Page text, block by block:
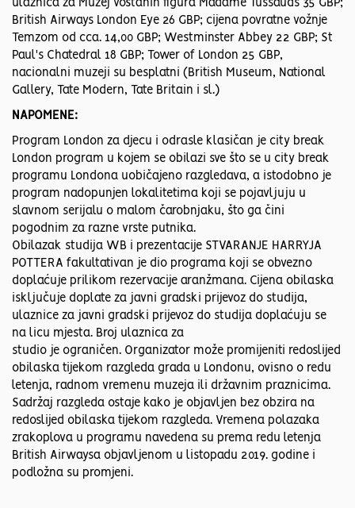
ulaznica za Muzej voštanih figura Madame Tussauds 35 GBP;
British Airways London Eye 26 GBP; cijena povratne vožnje
Temzom od cca. 14,00 GBP; Westminster Abbey 22 GBP; St
Paul's Chatedral 18 GBP; Tower of London 25 GBP,
nacionalni muzeji su besplatni (British Museum, National
Gallery, Tate Modern, Tate Britain i sl.)
NAPOMENE:
Program London za djecu i odrasle klasičan je city break
London program u kojem se obilazi sve što se u city break
programu Londona uobičajeno razgledava, a istodobno je
program nadopunjen lokalitetima koji se pojavljuju u
slavnom serijalu o malom čarobnjaku, što ga čini
pogodnim za razne vrste putnika.
Obilazak studija WB i prezentacije STVARANJE HARRYJA
POTTERA fakultativan je dio programa koji se obvezno
doplaćuje prilikom rezervacije aranžmana. Cijena obilaska
isključuje doplate za javni gradski prijevoz do studija,
ulaznice za javni gradski prijevoz do studija doplaćuju se
na licu mjesta. Broj ulaznica za
studio je ograničen. Organizator može promijeniti redoslijed
obilaska tijekom razgleda grada u Londonu, ovisno o redu
letenja, radnom vremenu muzeja ili državnim praznicima.
Sadržaj razgleda ostaje kako je objavljen bez obzira na
redoslijed obilaska tijekom razgleda. Vremena polazaka
zrakoplova u programu navedena su prema redu letenja
British Airwaysa objavljenom u listopadu 2019. godine i
podložna su promjeni.